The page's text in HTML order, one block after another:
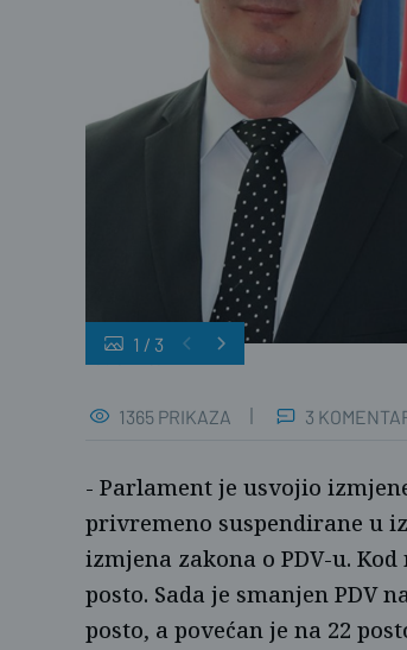
naslovnica
1 / 3
1365 PRIKAZA 3
- Parlament je usvojio
privremeno suspendirane u
izmjena zakona o PDV-u.
posto. Sada je smanjen PDV
posto, a povećan je na 22